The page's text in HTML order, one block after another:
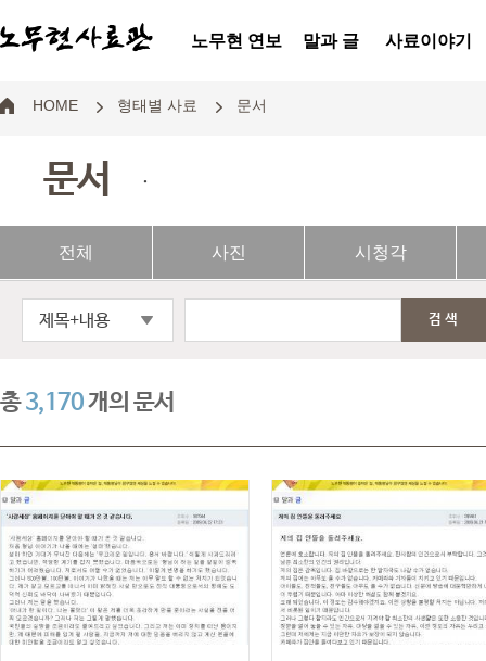
노무현 연보 말과 글 사료이야기
HOME 형태별 사료 문서
문서 .
전체 사진 시청각
제목+내용 검색
총3,170개의 문서